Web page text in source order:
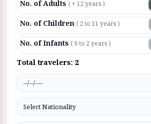
No. of Adults ( + 12 years )
No. of Children ( 2 to 11 years )
No. of Infants ( 0 to 2 years )
Total travelers: 2